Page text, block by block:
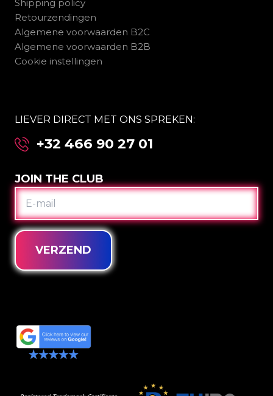
Shipping policy
Retourzendingen
Algemene voorwaarden B2C
Algemene voorwaarden B2B
Cookie instellingen
LIEVER DIRECT MET ONS SPREKEN:
+32 466 90 27 01
JOIN THE CLUB
E-
MAIL
VERZEND